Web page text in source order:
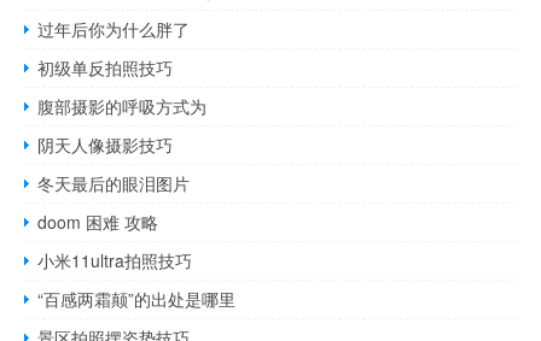
过年后你为什么胖了
初级单反拍照技巧
腹部摄影的呼吸方式为
阴天人像摄影技巧
冬天最后的眼泪图片
doom 困难 攻略
小米11ultra拍照技巧
“百感两霜颠”的出处是哪里